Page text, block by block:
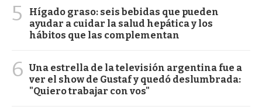
5
Hígado graso: seis bebidas que pueden
ayudar a cuidar la salud hepática y los
hábitos que las complementan
6 Una estrella de la televisión argentina fue a
ver el show de Gustaf y quedó deslumbrada:
"Quiero trabajar con vos"